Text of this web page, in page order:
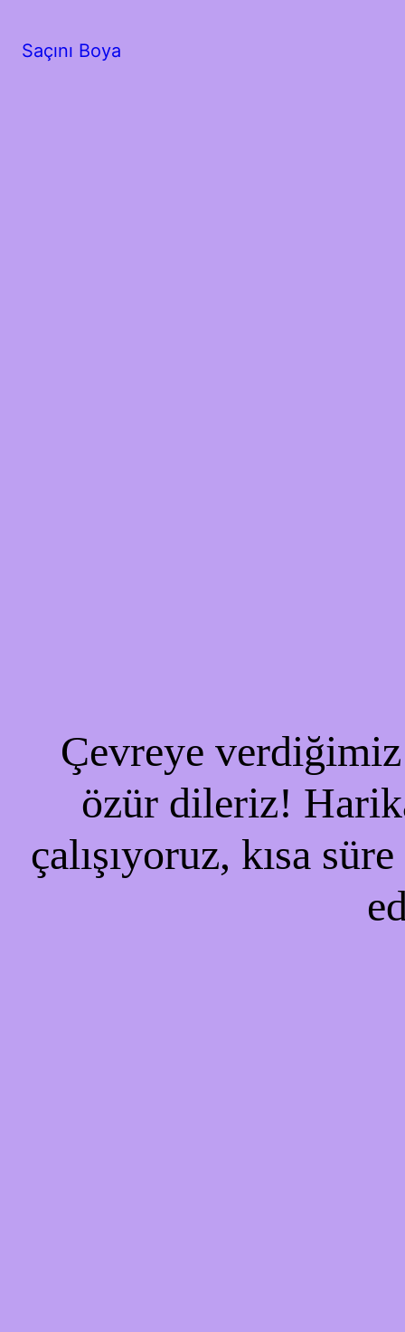
Saçını Boya
Çevreye verdiğimiz
özür dileriz!
çalışıyoruz, kısa